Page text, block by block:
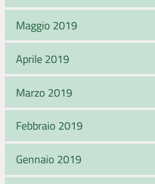
Maggio 2019
Aprile 2019
Marzo 2019
Febbraio 2019
Gennaio 2019